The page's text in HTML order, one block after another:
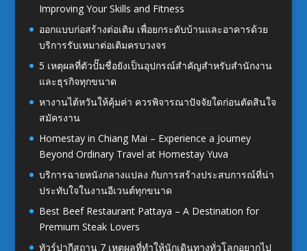
Improving Your Skills and Fitness
ออกแบบก่อสร้างต่อเติม เพื่อยกระดับบ้านและอาคารด้วย
บริการรับเหมาต่อเติมครบวงจร
5 เหตุผลที่ตัวปั๊มชื่อยังเป็นอุปกรณ์สำคัญสำหรับสำนักงาน
และธุรกิจทุกขนาด
หางานไต้หวันให้คุ้มค่า ควรพิจารณาปัจจัยใดก่อนตัดสินใจ
สมัครงาน
Homestay in Chiang Mai – Experience a Journey
Beyond Ordinary Travel at Homestay Yuva
บริการฉายหนังกลางแปลง กับการสร้างประสบการณ์ที่น่า
ประทับใจในงานอีเวนต์ทุกขนาด
Best Beef Restaurant Pattaya – A Destination for
Premium Steak Lovers
ทัวร์ปากีสถาน 7 เหตุผลที่ทำให้นักเดินทางทั่วโลกอยากไป